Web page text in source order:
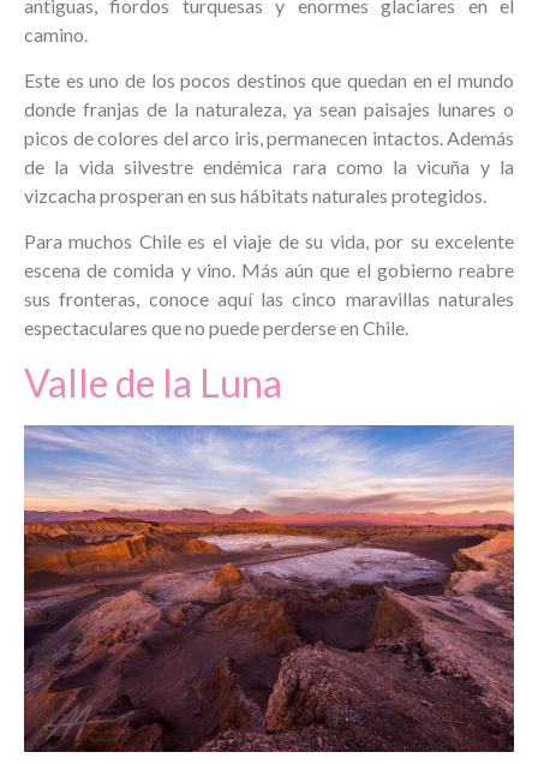
antiguas, fiordos turquesas y enormes glaciares en el
camino.
Este es uno de los pocos destinos que quedan en el mundo
donde franjas de la naturaleza, ya sean paisajes lunares o
picos de colores del arco iris, permanecen intactos. Además
de la vida silvestre endémica rara como la vicuña y la
vizcacha prosperan en sus hábitats naturales protegidos.
Para muchos Chile es el viaje de su vida, por su excelente
escena de comida y vino. Más aún que el gobierno reabre
sus fronteras, conoce aquí las cinco maravillas naturales
espectaculares que no puede perderse en Chile.
Valle de la Luna